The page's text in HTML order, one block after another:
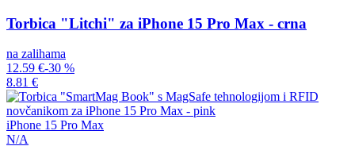
Torbica "Litchi" za iPhone 15 Pro Max - crna
na zalihama
12.59 €-30 %
8.81 €
iPhone 15 Pro Max
N/A